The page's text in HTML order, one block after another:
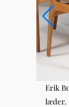
Erik
læder.